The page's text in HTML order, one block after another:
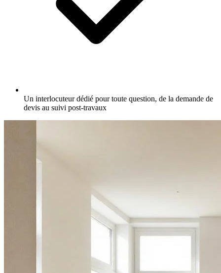
Un interlocuteur dédié pour toute question, de la demande de
devis au suivi post-travaux